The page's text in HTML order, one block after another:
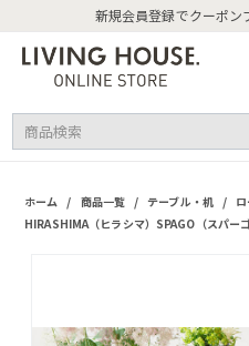
新規会員登録でクーポン
ホーム / 商品一覧 / テーブル・机 /
HIRASHIMA（ヒラシマ）SPAGO（スパー